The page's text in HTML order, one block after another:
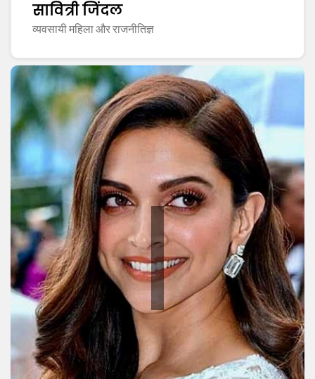
सावित्री जिंदल
व्यवसायी महिला और राजनीतिज्ञ